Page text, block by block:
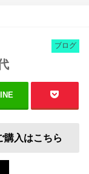
ブログ
購入はこちら